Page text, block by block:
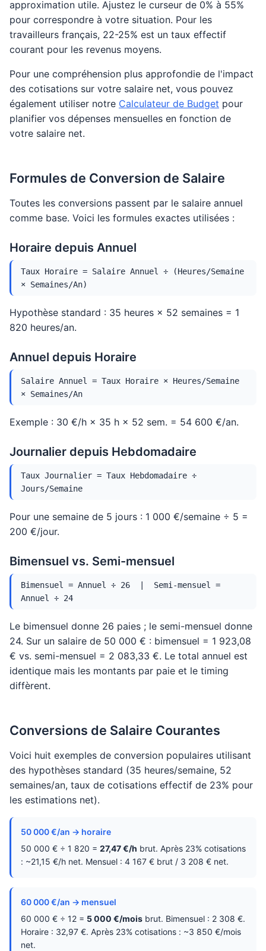
approximation utile. Ajustez le curseur de 0% à 55%
pour correspondre à votre situation. Pour les
travailleurs français, 22-25% est un taux effectif
courant pour les revenus moyens.
Pour une compréhension plus approfondie de l'impact
des cotisations sur votre salaire net, vous pouvez
également utiliser notre Calculateur de Budget pour
planifier vos dépenses mensuelles en fonction de
votre salaire net.
Formules de Conversion de Salaire
Toutes les conversions passent par le salaire annuel
comme base. Voici les formules exactes utilisées :
Horaire depuis Annuel
Taux Horaire = Salaire Annuel ÷ (Heures/Semaine
× Semaines/An)
Hypothèse standard : 35 heures × 52 semaines = 1
820 heures/an.
Annuel depuis Horaire
Salaire Annuel = Taux Horaire × Heures/Semaine
× Semaines/An
Exemple : 30 €/h × 35 h × 52 sem. = 54 600 €/an.
Journalier depuis Hebdomadaire
Taux Journalier = Taux Hebdomadaire ÷
Jours/Semaine
Pour une semaine de 5 jours : 1 000 €/semaine ÷ 5 =
200 €/jour.
Bimensuel vs. Semi-mensuel
Bimensuel = Annuel ÷ 26 | Semi-mensuel =
Annuel ÷ 24
Le bimensuel donne 26 paies ; le semi-mensuel donne
24. Sur un salaire de 50 000 € : bimensuel = 1 923,08
€ vs. semi-mensuel = 2 083,33 €. Le total annuel est
identique mais les montants par paie et le timing
diffèrent.
Conversions de Salaire Courantes
Voici huit exemples de conversion populaires utilisant
des hypothèses standard (35 heures/semaine, 52
semaines/an, taux de cotisations effectif de 23% pour
les estimations net).
50 000 €/an → horaire
50 000 € ÷ 1 820 = 27,47 €/h brut. Après 23% cotisations
: ~21,15 €/h net. Mensuel : 4 167 € brut / 3 208 € net.
60 000 €/an → mensuel
60 000 € ÷ 12 = 5 000 €/mois brut. Bimensuel : 2 308 €.
Horaire : 32,97 €. Après 23% cotisations : ~3 850 €/mois
net.